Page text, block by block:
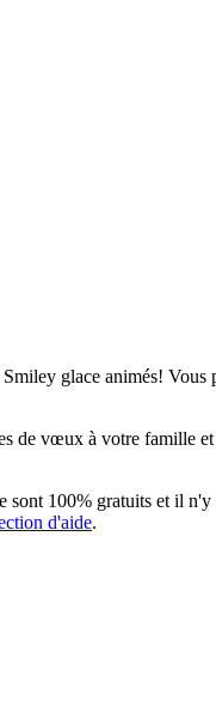
glace animés!
de vœux à votre famille
100% gratuits et il
d'aide.